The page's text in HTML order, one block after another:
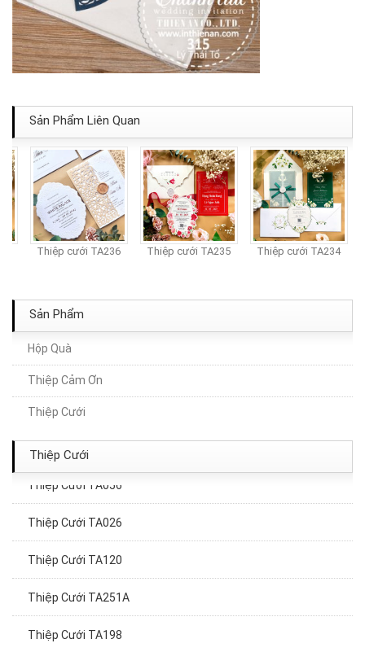
Sản Phẩm Liên Quan
Thiệp cưới TA236 Thiệp cưới TA235 Thiệp cưới TA234
Sản Phẩm
Hộp Quà
Thiệp Cảm Ơn
Thiệp Cưới
Thiệp Cưới
Thiệp Cưới TA217A
Thiệp Cưới TA014
Thiệp Cưới TA026
Thiệp Cưới TA120
Thiệp Cưới TA251A
Thiệp Cưới TA198